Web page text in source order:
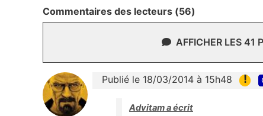
Commentaires des lecteurs (56)
AFFICHER LES 41
Publié le 18/03/2014 à 15h48 !
Advitam a écrit